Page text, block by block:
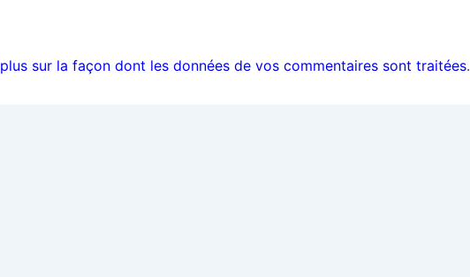
sur la façon dont les données de vos commentaires sont traitées.